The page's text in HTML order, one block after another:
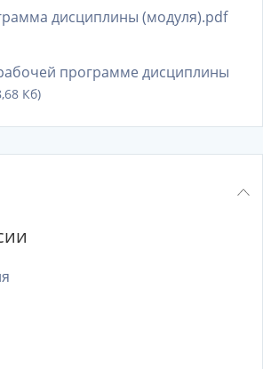
дисциплины (модуля).pdf
программе дисциплины
Кб)